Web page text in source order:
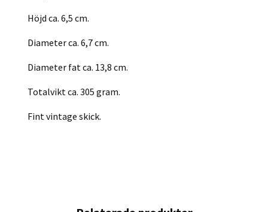
Höjd ca. 6,5 cm.
Diameter ca. 6,7 cm.
Diameter fat ca. 13,8 cm.
Totalvikt ca. 305 gram.
Fint vintage skick.